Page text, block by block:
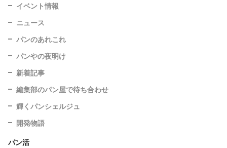
イベント情報
ニュース
パンのあれこれ
パンやの夜明け
新着記事
編集部のパン屋で待ち合わせ
輝くパンシェルジュ
開発物語
パン活